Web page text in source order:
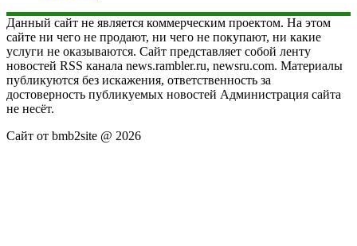
Данный сайт не является коммерческим проектом. На этом
сайте ни чего не продают, ни чего не покупают, ни какие
услуги не оказываются. Сайт представляет собой ленту
новостей RSS канала news.rambler.ru, newsru.com. Материалы
публикуются без искажения, ответственность за
достоверность публикуемых новостей Администрация сайта
не несёт.
Сайт от bmb2site @ 2026